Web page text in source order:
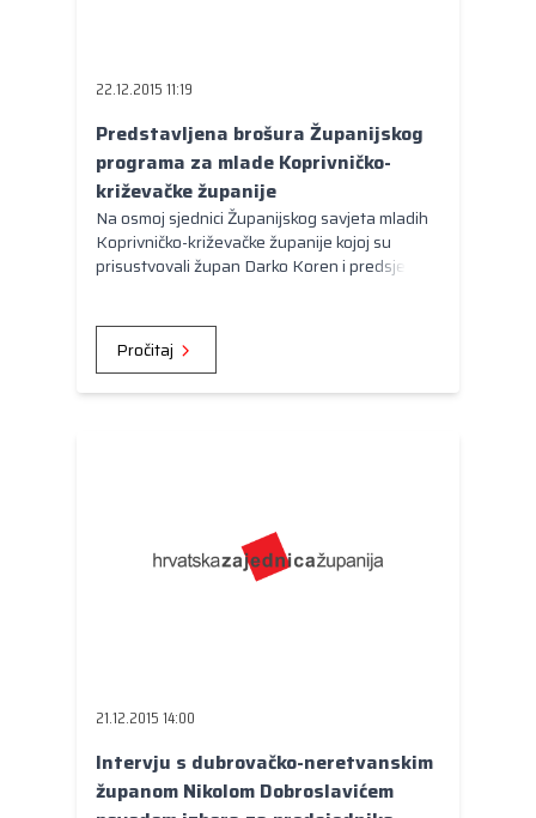
22.12.2015 11:19
Predstavljena brošura Županijskog
programa za mlade Koprivničko-
križevačke županije
Na osmoj sjednici Županijskog savjeta mladih
Koprivničko-križevačke županije kojoj su
prisustvovali župan Darko Koren i predsjednik
programa za mlade.
Pročitaj
21.12.2015 14:00
Intervju s dubrovačko-neretvanskim
županom Nikolom Dobroslavićem